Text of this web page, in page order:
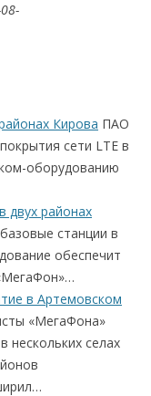
Кирова ПАО
сети LTE в
оборудованию
двух районах
станции в
обеспечит
в Артемовском
«МегаФона»
нескольких селах